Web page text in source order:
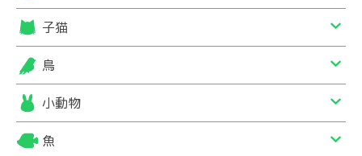
子猫
鳥
小動物
魚